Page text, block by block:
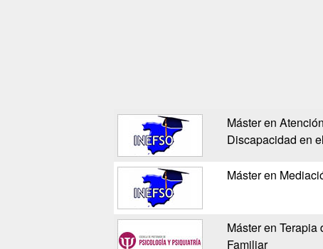
Máster en
Discapacidad en
Máster en
Máster en
Familiar